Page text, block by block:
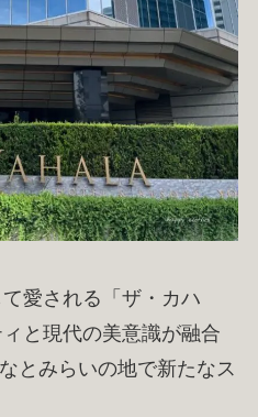
愛される「ザ・カハ
と現代の美意識が融合
とみらいの地で新たなス